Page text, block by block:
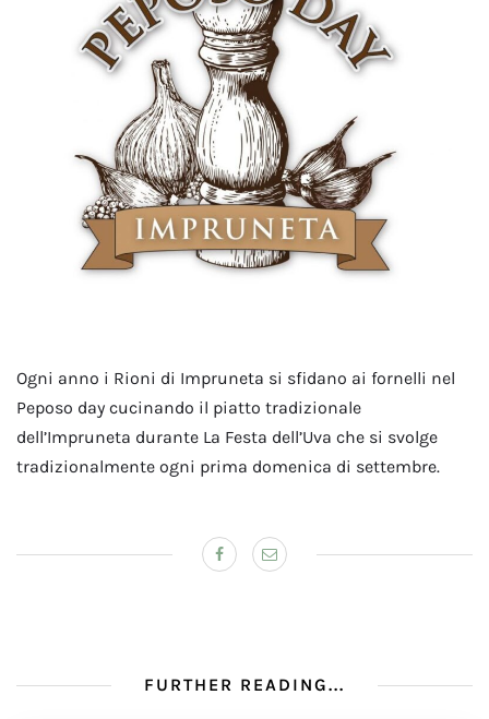
Ogni anno i Rioni di Impruneta si sfidano ai fornelli nel
Peposo day cucinando il piatto tradizionale
dell’Impruneta durante La Festa dell’Uva che si svolge
tradizionalmente ogni prima domenica di settembre.
FURTHER READING...